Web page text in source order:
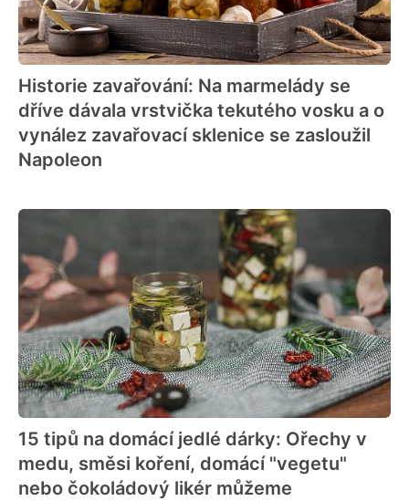
Historie zavařování: Na marmelády se
dříve dávala vrstvička tekutého vosku a o
vynález zavařovací sklenice se zasloužil
Napoleon
15 tipů na domácí jedlé dárky: Ořechy v
medu, směsi koření, domácí "vegetu"
nebo čokoládový likér můžeme